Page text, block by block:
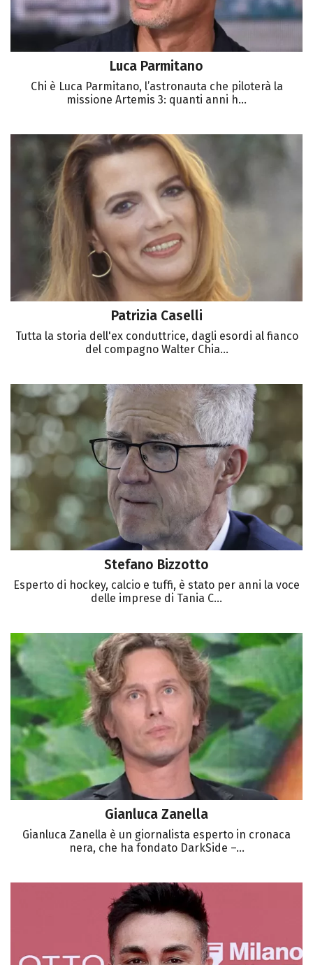
Luca Parmitano
Chi è Luca Parmitano, l’astronauta che piloterà la
missione Artemis 3: quanti anni h...
Patrizia Caselli
Tutta la storia dell'ex conduttrice, dagli esordi al fianco
del compagno Walter Chia...
Stefano Bizzotto
Esperto di hockey, calcio e tuffi, è stato per anni la voce
delle imprese di Tania C...
Gianluca Zanella
Gianluca Zanella è un giornalista esperto in cronaca
nera, che ha fondato DarkSide –...